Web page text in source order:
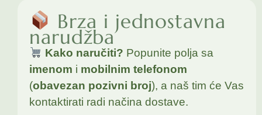
Brza i jednostavna
narudžba
Kako naručiti? Popunite polja sa
imenom i mobilnim telefonom
(obavezan pozivni broj), a naš tim će Vas
kontaktirati radi načina dostave.